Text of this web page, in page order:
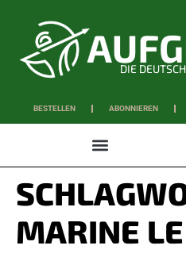
DIE
BESTELLEN ABONNIEREN
MARINE